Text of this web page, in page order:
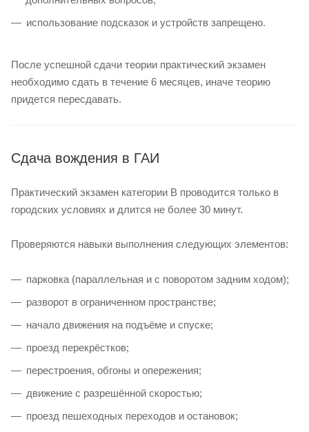
использование подсказок и устройств запрещено.
После успешной сдачи теории практический экзамен
необходимо сдать в течение 6 месяцев, иначе теорию
придется пересдавать.
Сдача вождения в ГАИ
Практический экзамен категории B проводится только в
городских условиях и длится не более 30 минут.
Проверяются навыки выполнения следующих элементов:
парковка (параллельная и с поворотом задним ходом);
разворот в ограниченном пространстве;
начало движения на подъёме и спуске;
проезд перекрёстков;
перестроения, обгоны и опережения;
движение с разрешённой скоростью;
проезд пешеходных переходов и остановок;